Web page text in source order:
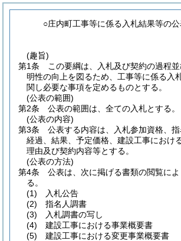
○庄内町工事等に係る入札結果等の
(趣旨)
第1条
この要綱は、入札及び契約の過程
明性の向上を図るため、工事等に係る入
関し必要な事項を定めるものとする。
(公表の範囲)
第2条
公表の範囲は、全ての入札とする。
(公表の内容)
第3条
公表する内容は、入札参加資格、
経過、結果、予定価格、建設工事におけ
理由及び契約内容等とする。
(公表の方法)
第4条
公表は、次に掲げる書類の閲覧に
る。
(1)
入札公告
(2)
指名人調書
(3)
入札調書の写し
(4)
建設工事における事業概要書
(5)
建設工事における変更事業概要書